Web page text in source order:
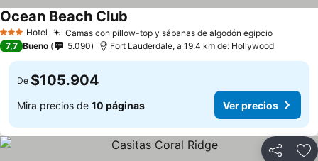
3 Estrellas
Hotel Camas con pillow-top y sábanas de algodón egipcio
Ocean Beach Club
7,7 Bueno 5.090 Fort Lauderdale, a 19.4 km de: Hollywood
De $105.904
Mira precios de 10 páginas Ver precios
Compartir